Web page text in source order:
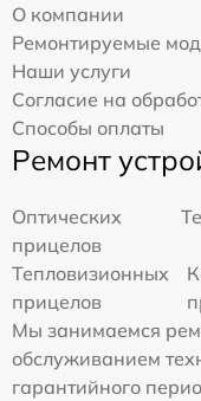
О компании
Ремонтируемые
Наши услуги
Согласие на
Способы оплаты
Ремонт
Оптических
прицелов
Тепловизионных
прицелов
Мы занимаемся
обслуживанием
гарантийного